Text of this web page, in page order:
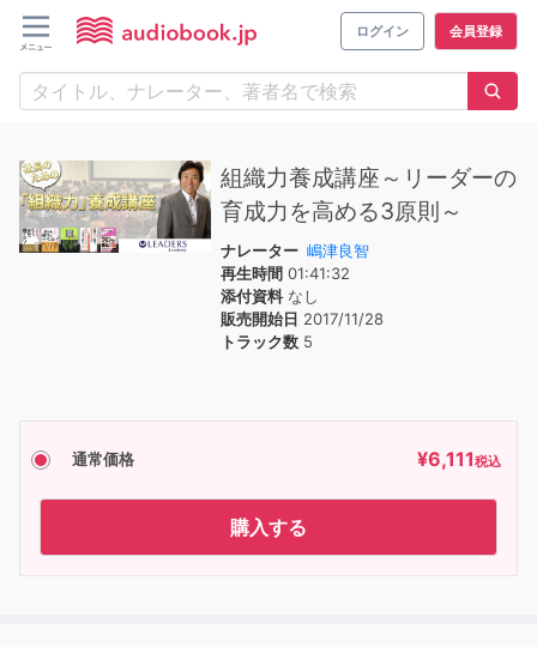
ログイン 会員登録
組織力養成講座～リーダーの
育成力を高める3原則～
ナレーター 嶋津良智
再生時間 01:41:32
添付資料なし
販売開始日 2017/11/28
トラック数 5
通常価格 ¥6,111税込
購入する